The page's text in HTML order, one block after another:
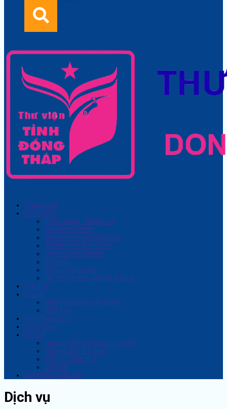
Trang chủ
Giới thiệu
Chức năng - Nhiệm vụ
Cơ cấu tổ chức
Điều khoản và Điều kiện
Thành tích đạt được
Lịch sử hình thành
Dịch vụ
Nội quy thư viện
Hệ thống thư viện xã, PĐCS
Tra cứu
Ebook
NXB Tổng hợp TP. HCM
NXB Trẻ
Giới thiệu sách
Hoạt động
Hỗ trợ
Hướng dẫn sử dụng thư viện
Hướng dẫn tra cứu
Thủ tục làm thẻ
Liên hệ
Lịch tiếp công dân
Dịch vụ